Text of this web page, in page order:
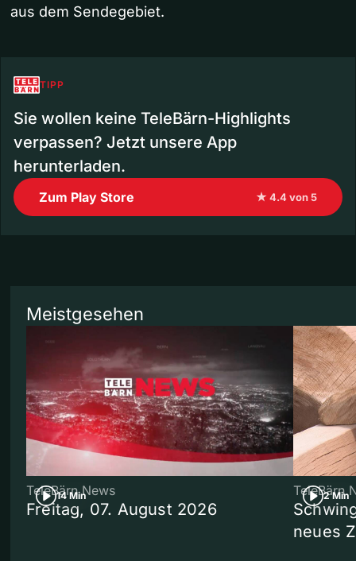
aus dem Sendegebiet.
TIPP
Sie wollen keine TeleBärn-Highlights
verpassen? Jetzt unsere App
herunterladen.
Zum Play Store ★ 4.4 von 5
Meistgesehen
14 Min
TeleBärn News
Freitag, 07. August 2026
2 Min
TeleBärn
neues